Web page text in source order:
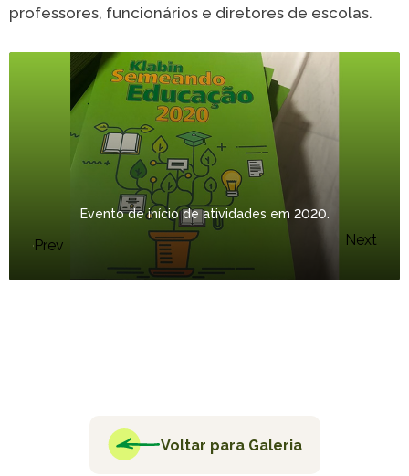
professores, funcionários e diretores de escolas.
Evento de início de atividades em 2020.
Prev Next
Voltar para Galeria